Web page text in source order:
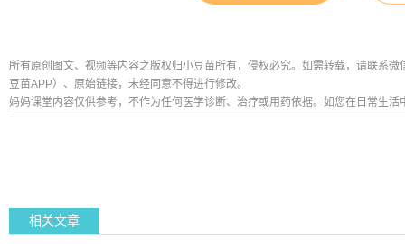
所有原创图文、视频等内容之版权归小豆苗所有，侵权必究。如需转载，请联系
豆苗APP）、原始链接，未经同意不得进行修改。
妈妈课堂内容仅供参考，不作为任何医学诊断、治疗或用药依据。如您在日常生
相关文章